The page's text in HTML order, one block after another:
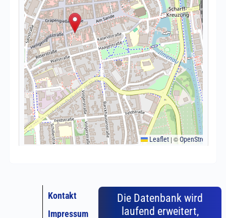
Kontakt
Impressum
Die Datenbank wird
laufend erweitert,